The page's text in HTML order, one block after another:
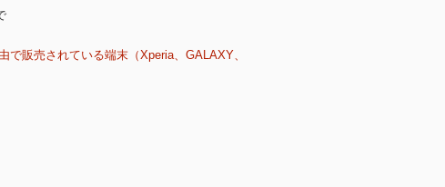
販売されている端末（Xperia、GALAXY、